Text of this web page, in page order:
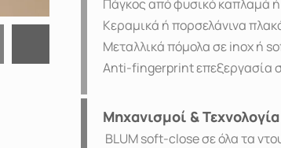
Πάγκος από φυσικό καπλαμά
Κεραμικά ή πορσελάνινα
Μεταλλικά πόμολα σε inox ή
Anti-fingerprint επεξεργασία
Μηχανισμοί & Τεχνολογία
BLUM soft-close σε όλα τα